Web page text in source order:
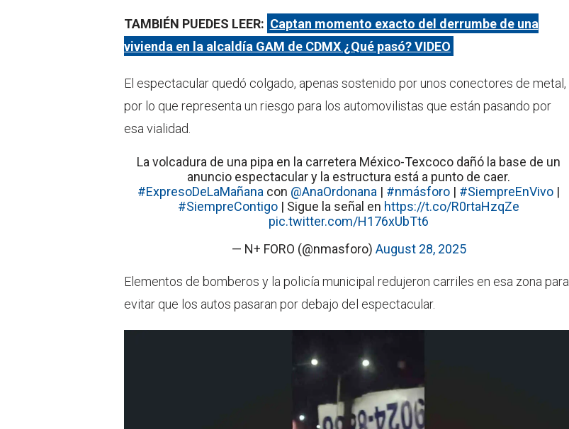
TAMBIÉN PUEDES LEER: Captan momento exacto del derrumbe de una
vivienda en la alcaldía GAM de CDMX ¿Qué pasó? VIDEO
El espectacular quedó colgado, apenas sostenido por unos conectores de metal,
por lo que representa un riesgo para los automovilistas que están pasando por
esa vialidad.
La volcadura de una pipa en la carretera México-Texcoco dañó la base de un
anuncio espectacular y la estructura está a punto de caer.
#ExpresoDeLaMañana con @AnaOrdonana | #nmásforo | #SiempreEnVivo |
#SiempreContigo | Sigue la señal en https://t.co/R0rtaHzqZe
pic.twitter.com/H176xUbTt6
— N+ FORO (@nmasforo) August 28, 2025
Elementos de bomberos y la policía municipal redujeron carriles en esa zona para
evitar que los autos pasaran por debajo del espectacular.